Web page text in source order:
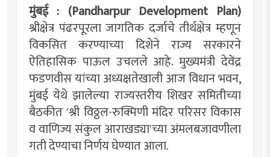
मुंबई : (Pandharpur Development Plan)
श्रीक्षेत्र पंढरपूरला जागतिक दर्जाचे तीर्थक्षेत्र म्हणून
विकसित करण्याच्या दिशेने राज्य सरकारने
ऐतिहासिक पाऊल उचलले आहे. मुख्यमंत्री देवेंद्र
फडणवीस यांच्या अध्यक्षतेखाली आज विधान भवन,
मुंबई येथे झालेल्या राज्यस्तरीय शिखर समितीच्या
बैठकीत 'श्री विठ्ठल-रुक्मिणी मंदिर परिसर विकास
व वाणिज्य संकुल आराखड्या'च्या अंमलबजावणीला
गती देण्याचा निर्णय घेण्यात आला.